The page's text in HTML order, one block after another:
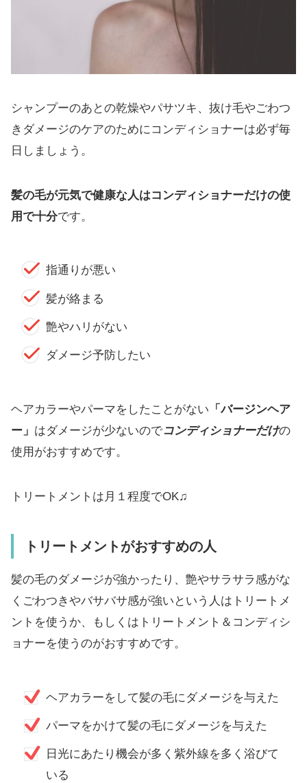
シャンプーのあとの乾燥やパサツキ、抜け毛やごわつ
きダメージのケアのためにコンディショナーは必ず毎
日しましょう。
髪の毛が元気で健康な人はコンディショナーだけの使
用で十分です。
指通りが悪い
髪が絡まる
艶やハリがない
ダメージ予防したい
ヘアカラーやパーマをしたことがない 「バージンヘア
ー」 はダメージが少ないのでコンディショナーだけの
使用がおすすめです。
トリートメントは月１程度でOK♫
トリートメントがおすすめの人
髪の毛のダメージが強かったり、艶やサラサラ感がな
くごわつきやバサバサ感が強いという人はトリートメ
ントを使うか、もしくはトリートメント＆コンディシ
ョナーを使うのがおすすめです。
ヘアカラーをして髪の毛にダメージを与えた
パーマをかけて髪の毛にダメージを与えた
日光にあたり機会が多く紫外線を多く浴びて
いる